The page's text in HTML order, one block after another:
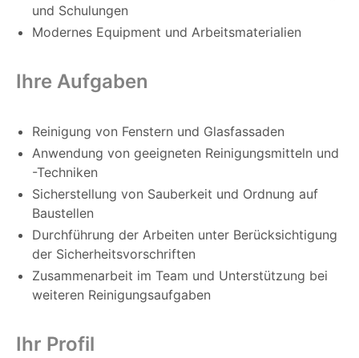
und Schulungen
Modernes Equipment und Arbeitsmaterialien
Ihre Aufgaben
Reinigung von Fenstern und Glasfassaden
Anwendung von geeigneten Reinigungsmitteln und
-Techniken
Sicherstellung von Sauberkeit und Ordnung auf
Baustellen
Durchführung der Arbeiten unter Berücksichtigung
der Sicherheitsvorschriften
Zusammenarbeit im Team und Unterstützung bei
weiteren Reinigungsaufgaben
Ihr Profil